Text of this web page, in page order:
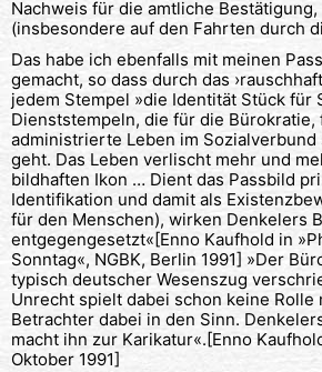
Nachweis für die amtliche
(insbesondere auf den Fahrten durch
Das habe ich ebenfalls mit meinen
gemacht, so dass durch das
jedem Stempel »die Identität Stück für
Dienststempeln, die für die Bürokratie,
administrierte Leben im
geht. Das Leben verlischt mehr und
bildhaften Ikon … Dient das Passbild
Identifikation und damit als
für den Menschen), wirken Denkelers
entgegengesetzt«[Enno Kaufhold in
Sonntag«, NGBK, Berlin 1991] »Der
typisch deutscher Wesenszug
Unrecht spielt dabei schon keine Rolle
Betrachter dabei in den Sinn.
macht ihn zur Karikatur«.[Enno
Oktober 1991]